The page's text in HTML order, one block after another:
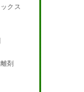
クス
剤